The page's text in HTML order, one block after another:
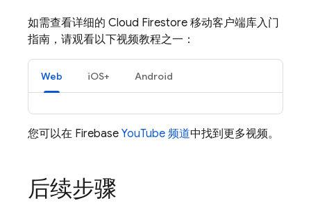
如需查看详细的 Cloud Firestore 移动客户端库入门
指南，请观看以下视频教程之一：
Web iOS+ Android
您可以在 Firebase YouTube 频道中找到更多视频。
后续步骤